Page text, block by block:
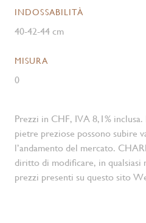
INDOSSABILITÀ
40-42-44 cm
MISURA
0
Prezzi in CHF, IVA 8,1%
pietre preziose possono subire
l’andamento del mercato.
diritto di modificare, in qualsiasi
prezzi presenti su questo sito